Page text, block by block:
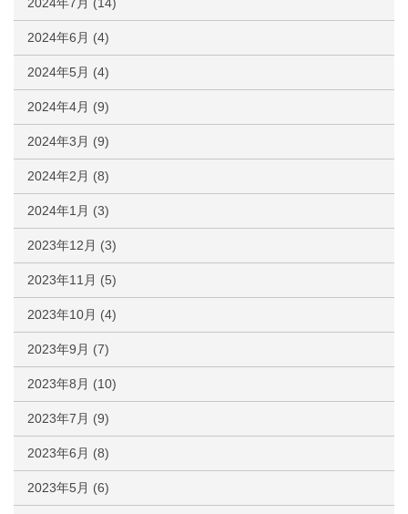
2024年7月 (14)
2024年6月 (4)
2024年5月 (4)
2024年4月 (9)
2024年3月 (9)
2024年2月 (8)
2024年1月 (3)
2023年12月 (3)
2023年11月 (5)
2023年10月 (4)
2023年9月 (7)
2023年8月 (10)
2023年7月 (9)
2023年6月 (8)
2023年5月 (6)